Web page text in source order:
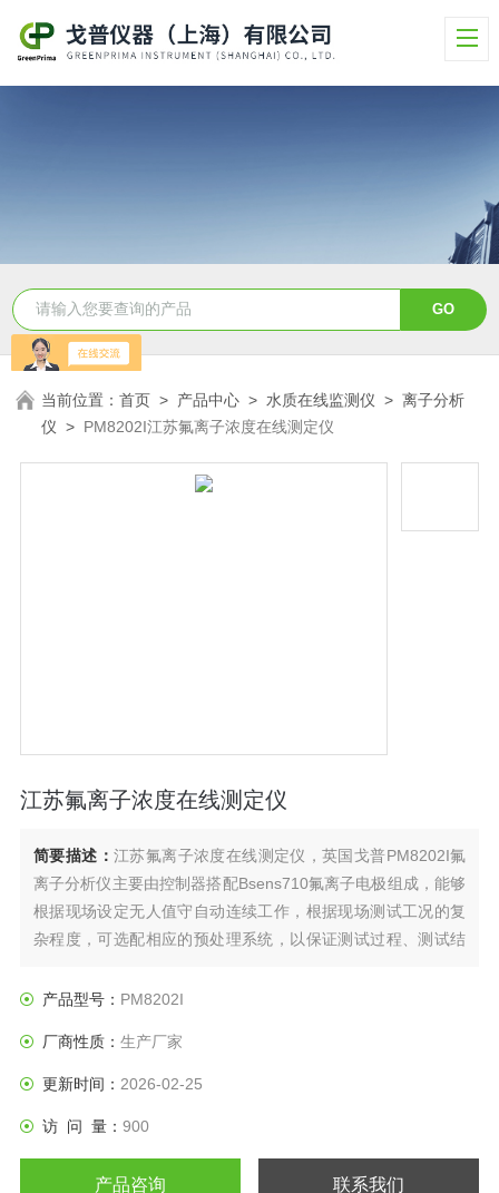
当前位置：首页 > 产品中心 > 水质在线监测仪 >离子分析
仪 > PM8202I江苏氟离子浓度在线测定仪
江苏氟离子浓度在线测定仪
简要描述： 江苏氟离子浓度在线测定仪，英国戈普PM8202I氟
离子分析仪主要由控制器搭配Bsens710氟离子电极组成，能够
根据现场设定无人值守自动连续工作，根据现场测试工况的复
杂程度，可选配相应的预处理系统，以保证测试过程、测试结
产品型号： PM8202I
厂商性质： 生产厂家
更新时间： 2026-02-25
访 问 量： 900
产品咨询 联系我们